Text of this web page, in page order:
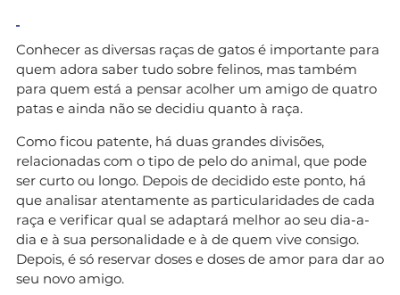
Conhecer as diversas raças de gatos é importante para
quem adora saber tudo sobre felinos, mas também
para quem está a pensar acolher um amigo de quatro
patas e ainda não se decidiu quanto à raça.
Como ficou patente, há duas grandes divisões,
relacionadas com o tipo de pelo do animal, que pode
ser curto ou longo. Depois de decidido este ponto, há
que analisar atentamente as particularidades de cada
raça e verificar qual se adaptará melhor ao seu dia-a-
dia e à sua personalidade e à de quem vive consigo.
Depois, é só reservar doses e doses de amor para dar ao
seu novo amigo.